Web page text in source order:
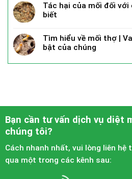
Tác hại của mối đối với
biết
Tìm hiểu về mối thợ |
bật của chúng
Bạn cần tư vấn dịch vụ diệt
chúng tôi?
Cách nhanh nhất, vui lòng liên
qua một trong các kênh sau: